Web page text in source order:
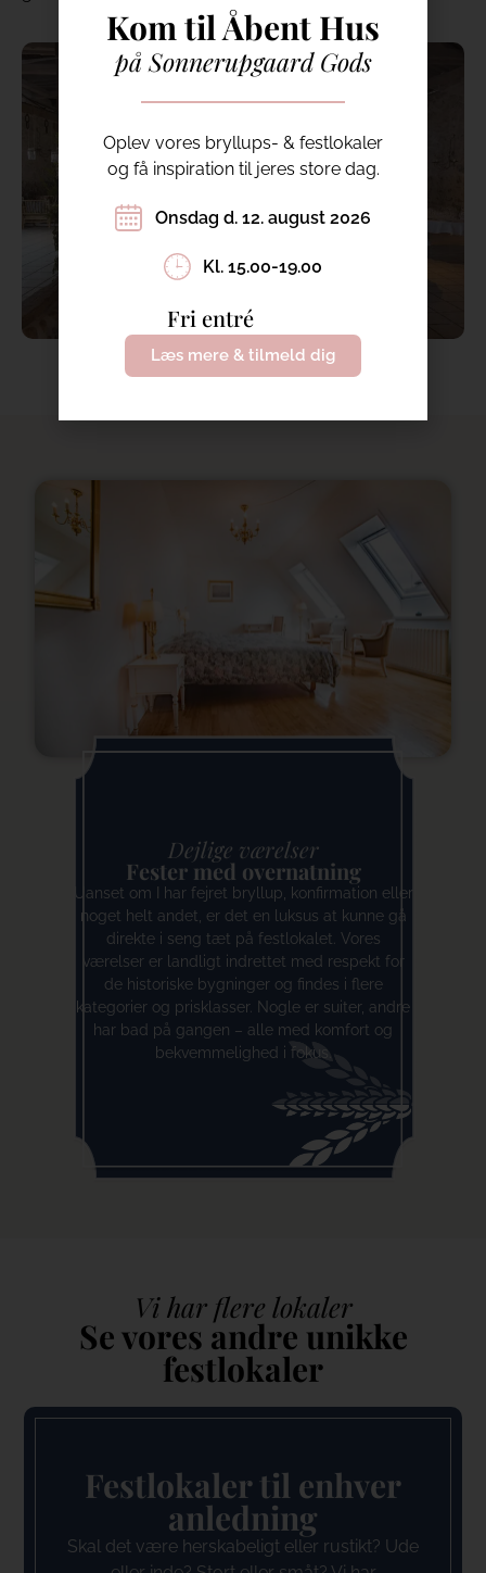
Dejlige værelser
Fester med overnatning
Uanset om I har fejret bryllup, konfirmation eller
noget helt andet, er det en luksus at kunne gå
direkte i seng tæt på festlokalet. Vores
værelser er landligt indrettet med respekt for
de historiske bygninger og findes i flere
kategorier og prisklasser. Nogle er suiter, andre
har bad på gangen – alle med komfort og
bekvemmelighed i fokus.
Vi har flere lokaler​
Se vores andre unikke
festlokaler
Festlokaler til enhver
anledning​
Skal det være herskabeligt eller rustikt? Ude
Kom til Åbent Hus
på Sonnerupgaard Gods
Oplev vores bryllups- & festlokaler
og få inspiration til jeres store dag.
Onsdag d. 12. august 2026
Kl. 15.00-19.00
Fri entré
Læs mere & tilmeld dig